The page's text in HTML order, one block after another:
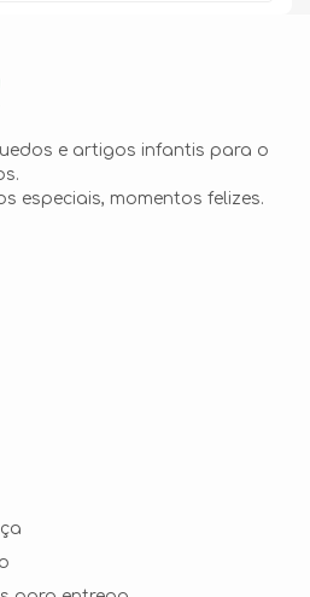
e artigos infantis para o
especiais, momentos felizes.